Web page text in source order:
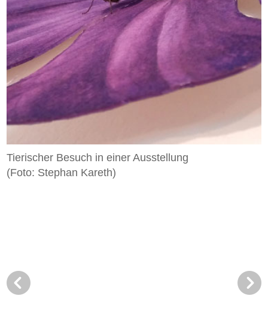
Tierischer Besuch in einer Ausstellung
(Foto: Stephan Kareth)